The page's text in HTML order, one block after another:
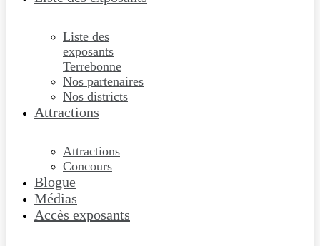
Liste des
exposants
Terrebonne
Nos partenaires
Nos districts
Attractions
Attractions
Concours
Blogue
Médias
Accès exposants